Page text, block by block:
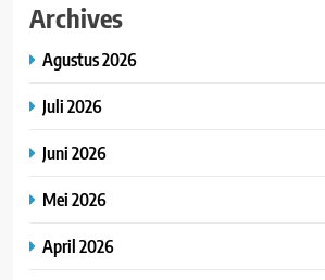
Archives
Agustus 2026
Juli 2026
Juni 2026
Mei 2026
April 2026